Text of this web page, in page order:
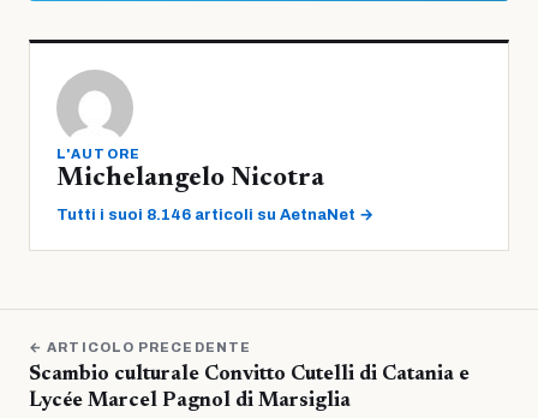
L'AUTORE
Michelangelo Nicotra
Tutti i suoi 8.146 articoli su AetnaNet →
← ARTICOLO PRECEDENTE
Scambio culturale Convitto Cutelli di Catania e
Lycée Marcel Pagnol di Marsiglia